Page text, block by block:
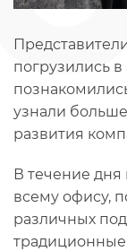
погрузились
узнали
развития
В течение дня
всему офису,
различных